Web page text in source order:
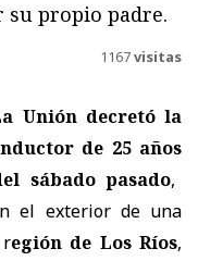
su propio padre.
1167visitas
Unión decretó la
de 25 años
sábado pasado,
el exterior de una
región de Los Ríos,